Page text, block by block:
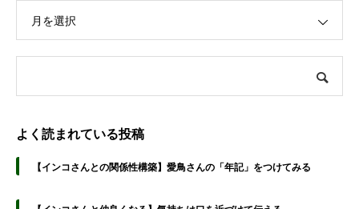
月を選択
よく読まれている投稿
【インコさんとの関係性構築】愛鳥さんの「年記」をつけてみる